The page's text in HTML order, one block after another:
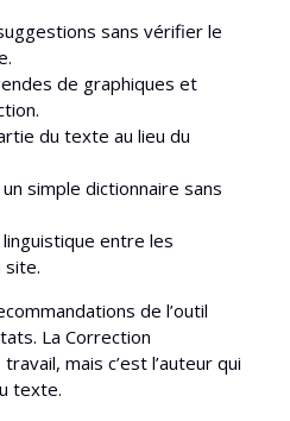
sans vérifier le
de graphiques et
du texte au lieu du
simple dictionnaire sans
entre les
site.
de l’outil
La Correction
mais c’est l’auteur qui
texte.